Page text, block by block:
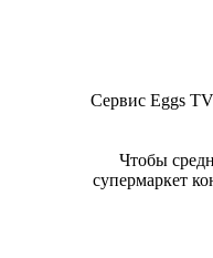
Сервис Eggs TV
Чтобы
супермаркет